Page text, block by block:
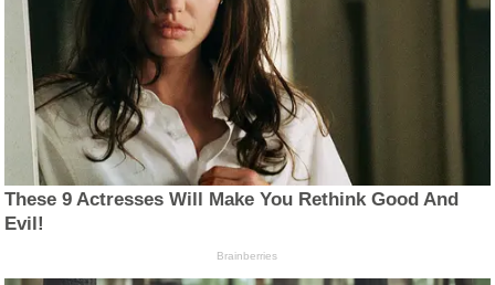
These 9 Actresses Will Make You Rethink Good And
Evil!
Brainberries